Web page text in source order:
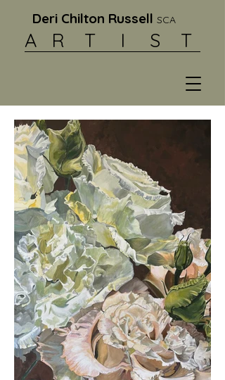
Deri Chilton Russell SCA
A R T I S T